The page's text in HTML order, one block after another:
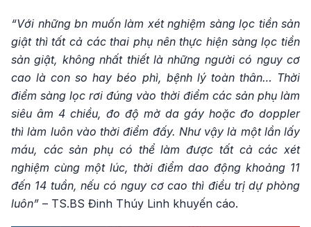
“Với những bn muốn làm xét nghiệm sàng lọc tiền sản
giật thì tất cả các thai phụ nên thực hiện sàng lọc tiền
sản giật, không nhất thiết là những người có nguy cơ
cao là con so hay béo phì, bệnh lý toàn thân… Thời
điểm sàng lọc rơi đúng vào thời điểm các sản phụ làm
siêu âm 4 chiều, đo độ mờ da gáy hoặc đo doppler
thì làm luôn vào thời điểm đấy. Như vậy là một lần lấy
máu, các sản phụ có thể làm được tất cả các xét
nghiệm cùng một lúc, thời điểm dao động khoảng 11
đến 14 tuần, nếu có nguy cơ cao thì điều trị dự phòng
luôn” – TS.BS Đinh Thúy Linh khuyến cáo.